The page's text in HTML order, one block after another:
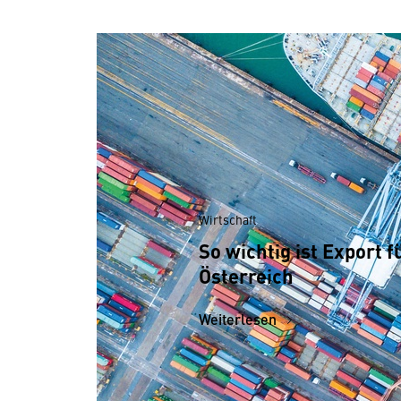
Wirtschaft
So wichtig ist Export
Österreich
Weiterlesen